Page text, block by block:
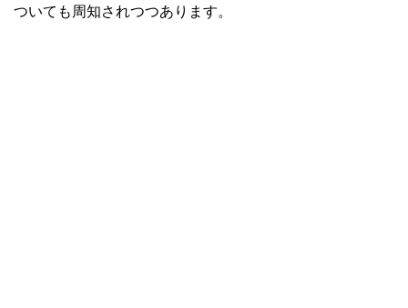
ついても周知されつつあります。